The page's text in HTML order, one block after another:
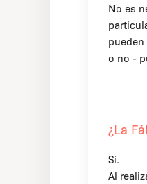
No es
o no -
¿La
Sí.
Al